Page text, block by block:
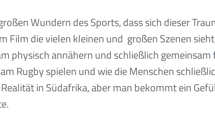
Wundern des Sports, dass sich dieser
Film die vielen kleinen und großen Szenen
physisch annähern und schließlich
Rugby spielen und wie die Menschen
in Südafrika, aber man bekommt ein